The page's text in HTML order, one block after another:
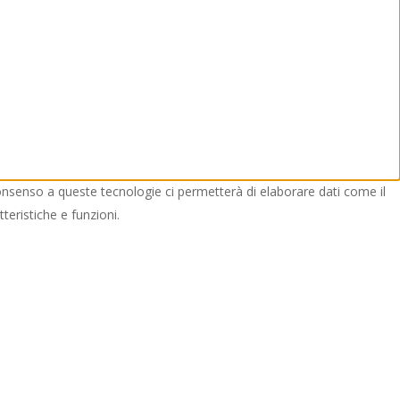
a queste tecnologie ci permetterà di elaborare dati come il
e funzioni.